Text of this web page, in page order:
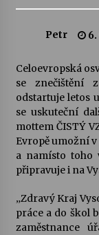
Petr 6.
Celoevropská
se znečištění
odstartuje letos
se uskuteční
mottem ČISTÝ
Evropě umožní
a namísto toho
připravuje i na
„Zdravý Kraj
práce a do škol
zaměstnance